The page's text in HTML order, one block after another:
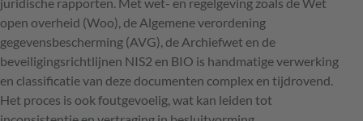
open overheid (Woo), de Algemene verordening
gegevensbescherming (AVG), de Archiefwet en de
beveiligingsrichtlijnen NIS2 en BIO is handmatige verwerking
en classificatie van deze documenten complex en tijdrovend.
Het proces is ook foutgevoelig, wat kan leiden tot